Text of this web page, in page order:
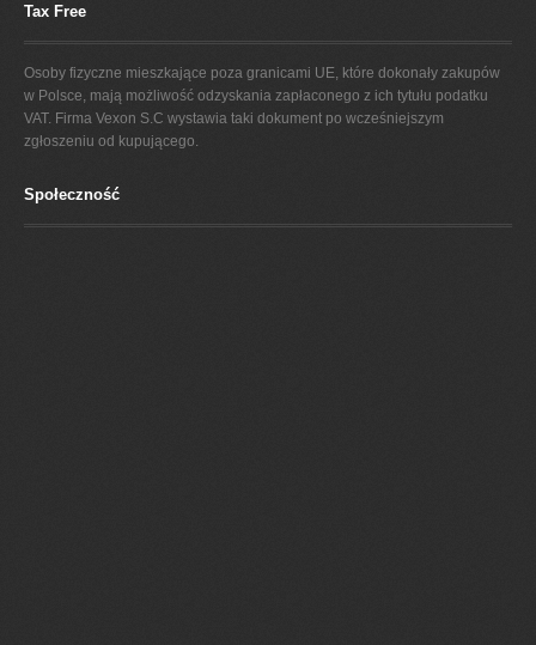
Tax Free
Osoby fizyczne mieszkające poza granicami UE, które dokonały zakupów
w Polsce, mają możliwość odzyskania zapłaconego z ich tytułu podatku
VAT. Firma Vexon S.C wystawia taki dokument po wcześniejszym
zgłoszeniu od kupującego.
Społeczność